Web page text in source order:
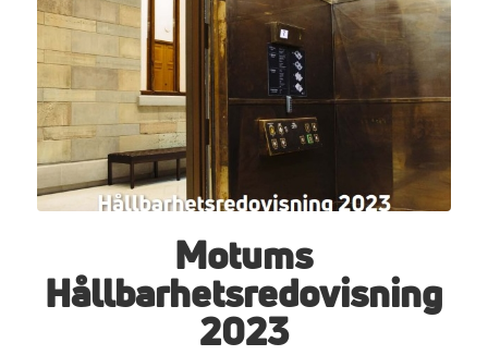
Motums
Hållbarhetsredovisning
2023